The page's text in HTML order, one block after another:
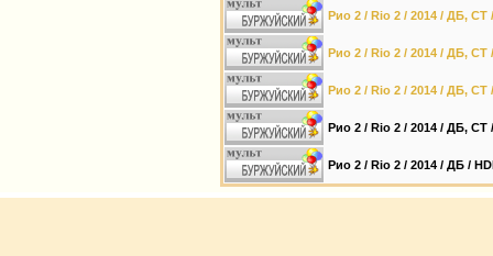
Рио 2 / Rio 2 / 2014 / ДБ, СТ
Рио 2 / Rio 2 / 2014 / ДБ, СТ
Рио 2 / Rio 2 / 2014 / ДБ, СТ
Рио 2 / Rio 2 / 2014 / ДБ, СТ
Рио 2 / Rio 2 / 2014 / ДБ /